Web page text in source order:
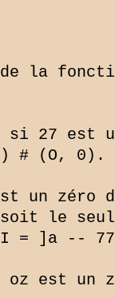
de la
27 est
# (O, 0).
un
le
I = ]a --
oz est un